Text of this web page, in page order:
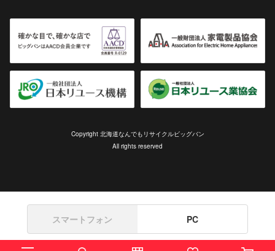
Copyright 北海道なんでもリサイクルビッグバン
All rights reserved
スマートフォン PC